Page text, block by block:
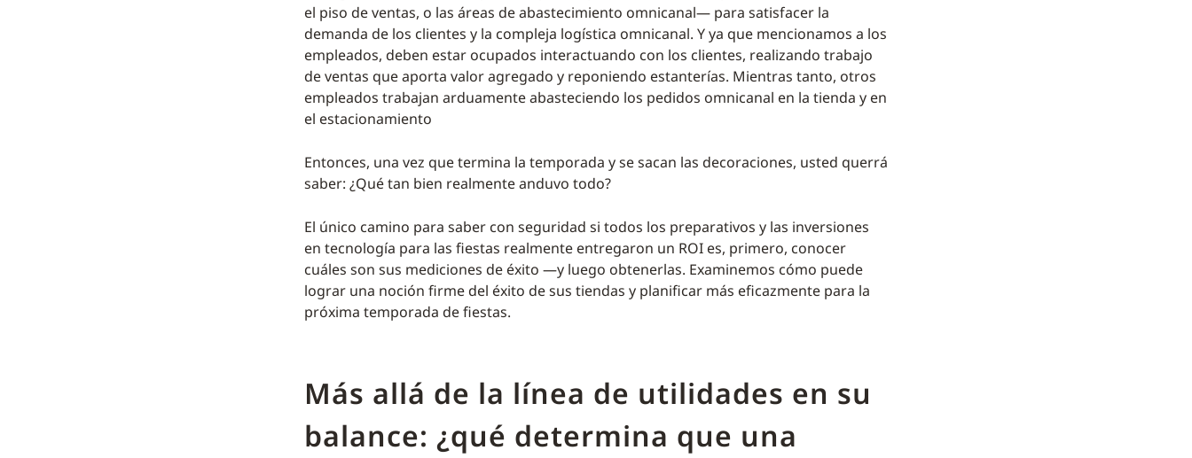
el piso de ventas, o las áreas de abastecimiento omnicanal— para satisfacer la
demanda de los clientes y la compleja logística omnicanal. Y ya que mencionamos a los
empleados, deben estar ocupados interactuando con los clientes, realizando trabajo
de ventas que aporta valor agregado y reponiendo estanterías. Mientras tanto, otros
empleados trabajan arduamente abasteciendo los pedidos omnicanal en la tienda y en
el estacionamiento
Entonces, una vez que termina la temporada y se sacan las decoraciones, usted querrá
saber: ¿Qué tan bien realmente anduvo todo?
El único camino para saber con seguridad si todos los preparativos y las inversiones
en tecnología para las fiestas realmente entregaron un ROI es, primero, conocer
cuáles son sus mediciones de éxito —y luego obtenerlas. Examinemos cómo puede
lograr una noción firme del éxito de sus tiendas y planificar más eficazmente para la
próxima temporada de fiestas.
Más allá de la línea de utilidades en su
balance: ¿qué determina que una